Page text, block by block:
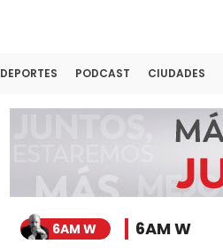
DEPORTES PODCAST CIUDADES
6AM W 6AM W